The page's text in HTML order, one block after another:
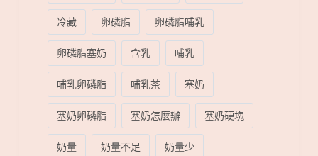
冷藏
卵磷脂
卵磷脂哺乳
卵磷脂塞奶
含乳
哺乳
哺乳卵磷脂
哺乳茶
塞奶
塞奶卵磷脂
塞奶怎麼辦
塞奶硬塊
奶量
奶量不足
奶量少